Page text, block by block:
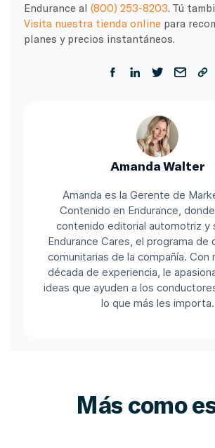
Endurance al (800) 253-8203 . Tú
Visita nuestra tienda online para
planes y precios instantáneos.
Amanda Walter
Amanda es la Gerente de
Contenido en Endurance,
contenido editorial automotriz y
Endurance Cares, el programa de
comunitarias de la compañía. Con
década de experiencia, le
ideas que ayuden a los
lo que más les importa.
Más como